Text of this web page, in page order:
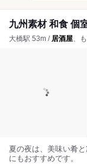
九州素材 和食 個
大橋駅 53m / 居酒屋、
夏の夜は、美味い肴
にもおすすめです。